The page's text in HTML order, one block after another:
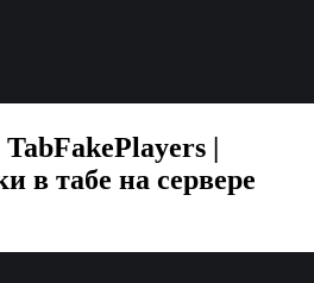
|
в табе на сервере